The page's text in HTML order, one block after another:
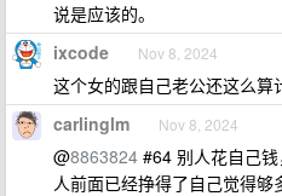
说是应该的。
ixcode Nov 8, 2024
这个女的跟自己老公还这么算
carlinglm Nov 8, 2024
@8863824 #64 别人花自己
人前面已经挣得了自己觉得